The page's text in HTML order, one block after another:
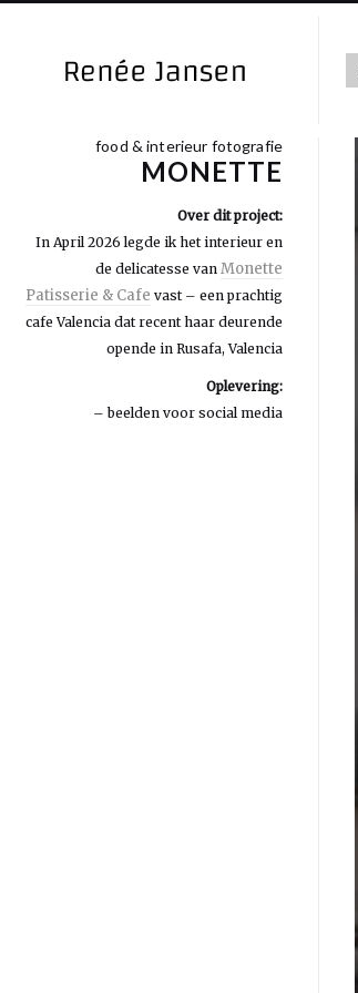
food & interieur fotografie
MONETTE
Over dit project:
In April 2026 legde ik het interieur en
de delicatesse van Monette
Patisserie & Cafe vast – een prachtig
cafe Valencia dat recent haar deurende
opende in Rusafa, Valencia
Oplevering:
– beelden voor social media